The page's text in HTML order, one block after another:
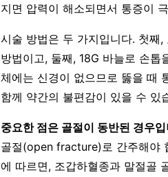
지면 압력이 해소되면서 통증이
시술 방법은 두 가지입니다. 첫
방법이고, 둘째, 18G 바늘로 손
체에는 신경이 없으므로 뚫을 때
함께 약간의 불편감이 있을 수 있
중요한 점은 골절이 동반된 경우
골절(open fracture)로 간주해야
에 따르면, 조갑하혈종과 말절골